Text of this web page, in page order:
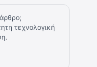
τεχνολογική